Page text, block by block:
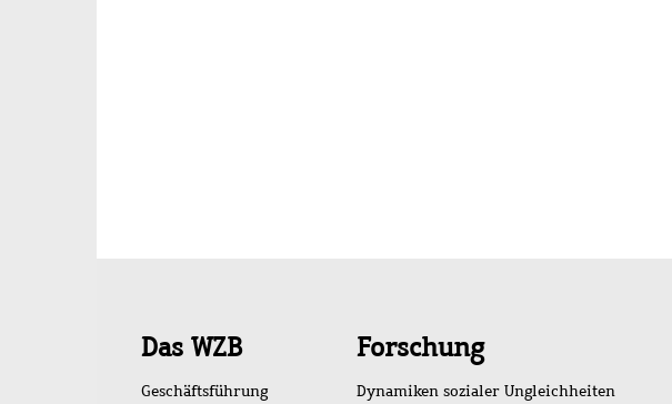
Schnellzugriff
Das WZB
Geschäftsführung
Forschung
Dynamiken sozialer Ungleichheiten